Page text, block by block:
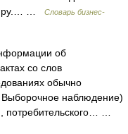
…
Словарь бизнес-
об
со слов
обычно
наблюдение)
потребительского… …